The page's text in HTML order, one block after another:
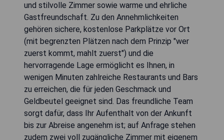
und stilvolle Zimmer sowie warme und ehrliche
Gastfreundschaft. Zu den Annehmlichkeiten
gehören sichere, kostenlose Parkplätze vor Ort
(mit begrenzten Plätzen nach dem Prinzip "wer
zuerst kommt, mahlt zuerst") und die
hervorragende Lage ermöglicht es Ihnen, in
wenigen Minuten zahlreiche Restaurants und Bars
zu erreichen, die für jeden Geschmack und
Geldbeutel geeignet sind. Das freundliche Team
sorgt dafür, dass Ihr Aufenthalt von der Ankunft
bis zur Abreise angenehm ist; auf Anfrage stehen
zudem zwei voll zugängliche Zimmer mit eigenem